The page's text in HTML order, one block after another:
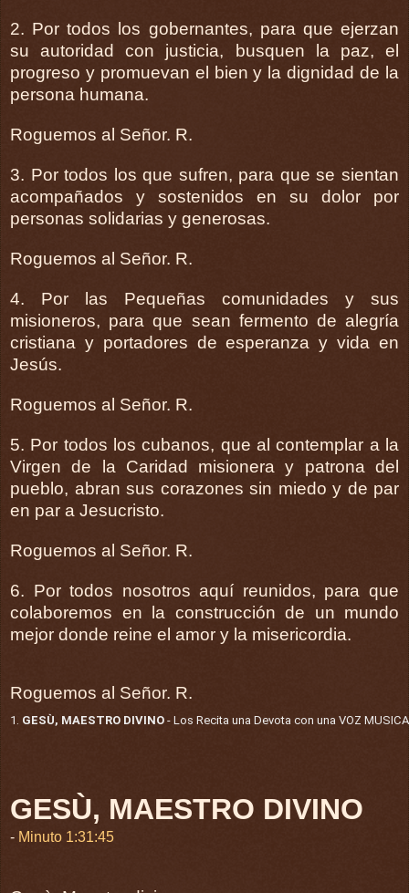
2. Por todos los gobernantes, para que ejerzan
su autoridad con justicia, busquen la paz, el
progreso y promuevan el bien y la dignidad de la
persona humana.
Roguemos al Señor. R.
3. Por todos los que sufren, para que se sientan
acompañados y sostenidos en su dolor por
personas solidarias y generosas.
Roguemos al Señor. R.
4. Por las Pequeñas comunidades y sus
misioneros, para que sean fermento de alegría
cristiana y portadores de esperanza y vida en
Jesús.
Roguemos al Señor. R.
5. Por todos los cubanos, que al contemplar a la
Virgen de la Caridad misionera y patrona del
pueblo, abran sus corazones sin miedo y de par
en par a Jesucristo.
Roguemos al Señor. R.
6. Por todos nosotros aquí reunidos, para que
colaboremos en la construcción de un mundo
mejor donde reine el amor y la misericordia.
Roguemos al Señor. R.
1. GESÙ, MAESTRO DIVINO - Los Recita una Devota con una VOZ
GESÙ, MAESTRO DIVINO
- Minuto 1:31:45